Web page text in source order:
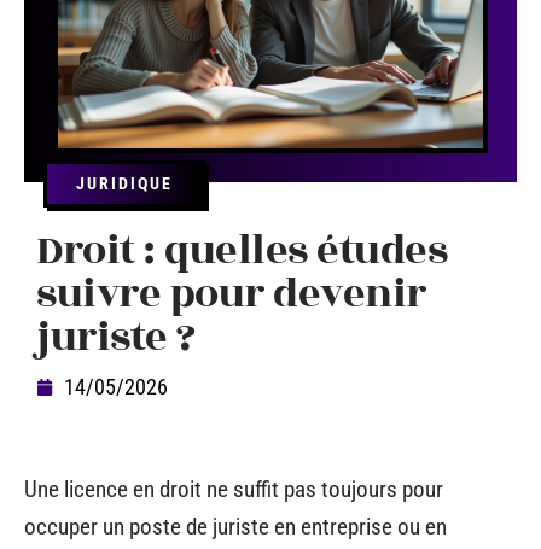
JURIDIQUE
Droit : quelles études
suivre pour devenir
juriste ?
14/05/2026
Une licence en droit ne suffit pas toujours pour
occuper un poste de juriste en entreprise ou en